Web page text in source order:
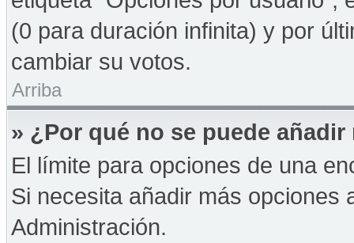
(0 para duración infinita) y por
cambiar su votos.
Arriba
» ¿Por qué no se puede
El límite para opciones de una
Si necesita añadir más opciones
Administración.